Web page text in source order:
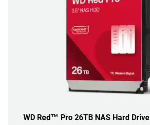
WD Red™ Pro 26TB NAS Hard Drive